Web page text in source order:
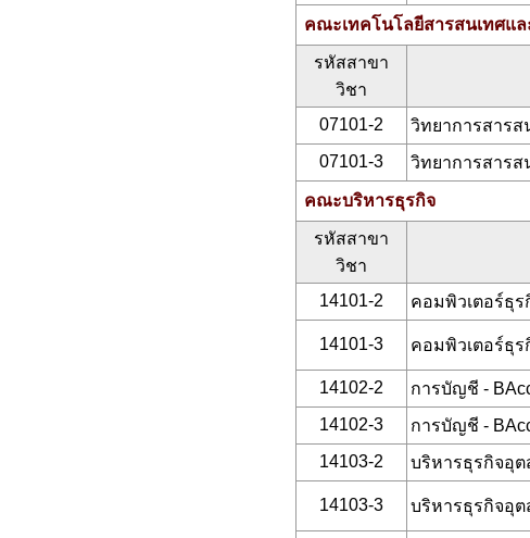
คณะเทคโนโลยีสารสนเทศแ
รหัสสาขา
วิชา
07101-2 วิทยาการสารส
07101-3
วิทยาการสารส
คณะบริหารธุรกิจ
รหัสสาขา
วิชา
14101-2 คอมพิวเตอร์ธุร
14101-3 คอมพิวเตอร์ธุร
14102-2 การบัญชี -
14102-3
การบัญชี -
14103-2
บริหารธุรกิจอุต
14103-3 บริหารธุรกิจอุต